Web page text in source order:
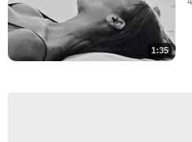
1:35